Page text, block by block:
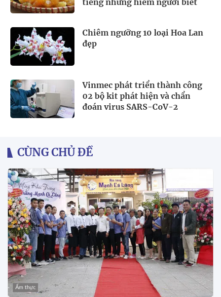
tiếng nhưng hiếm người biết
Chiêm ngưỡng 10 loại Hoa Lan
đẹp
Vinmec phát triển thành công
02 bộ kit phát hiện và chẩn
đoán virus SARS-CoV-2
CÙNG CHỦ ĐỀ
Ẩm thực